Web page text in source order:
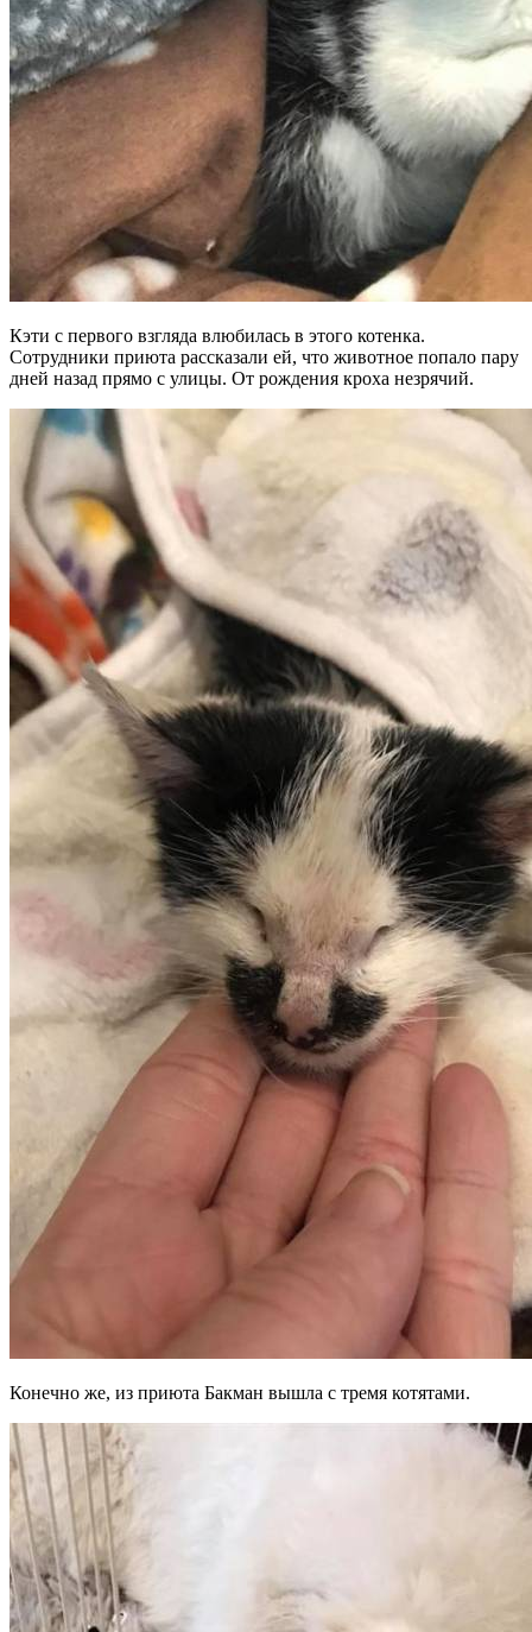
Кэти с первого взгляда влюбилась в этого котенка.
Сотрудники приюта рассказали ей, что животное попало пару
дней назад прямо с улицы. От рождения кроха незрячий.
Конечно же, из приюта Бакман вышла с тремя котятами.